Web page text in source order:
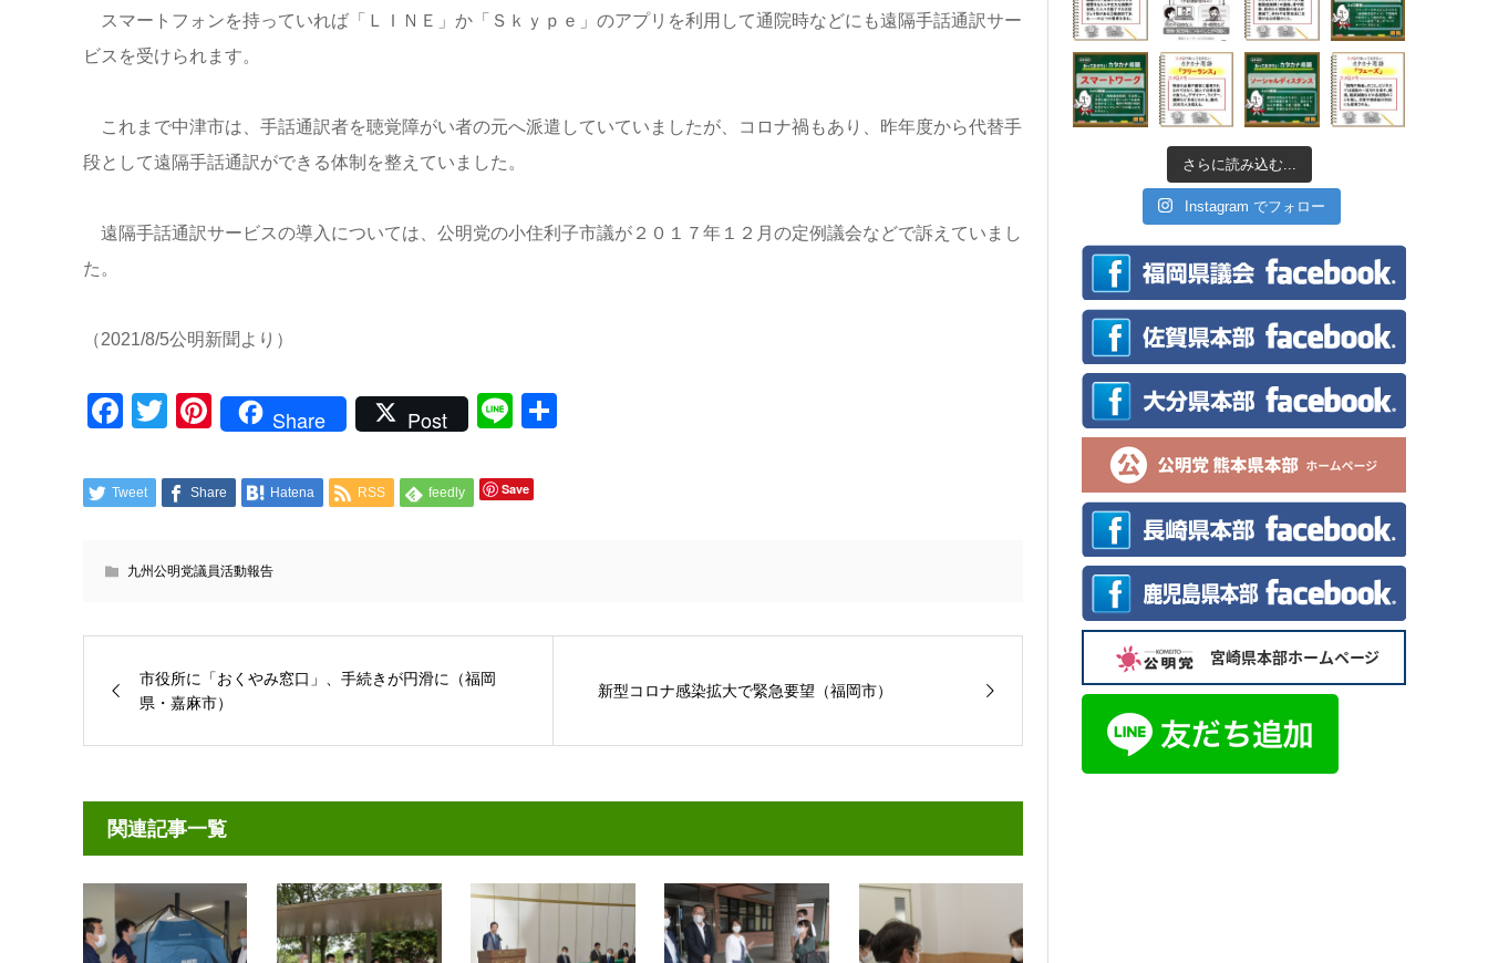
スマートフォンを持っていれば「ＬＩＮＥ」か「Ｓｋｙｐｅ」のアプリを利用して通院時などにも遠隔手話通訳サー
ビスを受けられます。
これまで中津市は、手話通訳者を聴覚障がい者の元へ派遣していていましたが、コロナ禍もあり、昨年度から代替手
段として遠隔手話通訳ができる体制を整えていました。
遠隔手話通訳サービスの導入については、公明党の小住利子市議が２０１７年１２月の定例議会などで訴えていまし
た。
（2021/8/5公明新聞より）
Facebook
TwitterPinterest
Share Post Line
Tweet Share Hatena RSS feedly Save
九州公明党議員活動報告
市役所に「おくやみ窓口」、手続きが円滑に（福岡
県・嘉麻市）
新型コロナ感染拡大で緊急要望（福岡市）
関連記事一覧
さらに読み込む...
Instagram でフォロー